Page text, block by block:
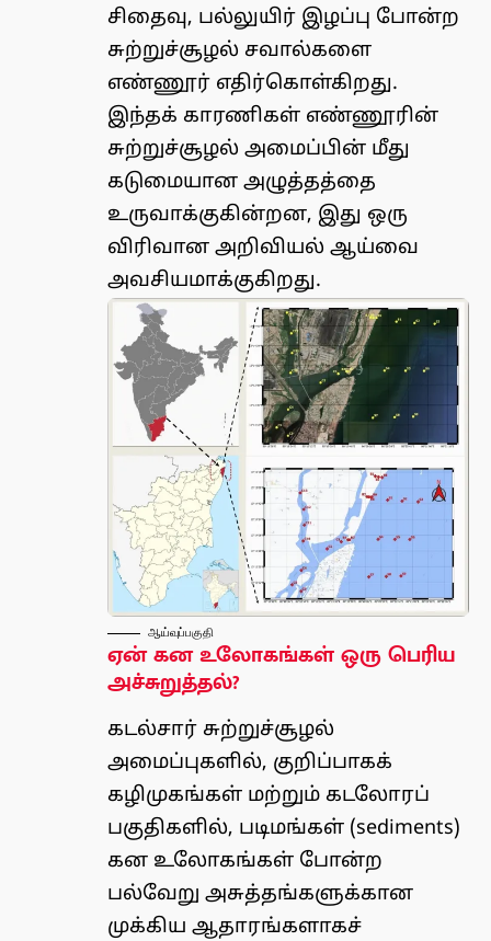
சிதைவு, பல்லுயிர் இழப்பு போன்ற
சுற்றுச்சூழல் சவால்களை
எண்ணூர் எதிர்கொள்கிறது.
இந்தக் காரணிகள் எண்ணூரின்
சுற்றுச்சூழல் அமைப்பின் மீது
கடுமையான அழுத்தத்தை
உருவாக்குகின்றன, இது ஒரு
விரிவான அறிவியல் ஆய்வை
அவசியமாக்குகிறது.
ஆய்வுப்பகுதி
ஏன் கன உலோகங்கள் ஒரு பெரிய
அச்சுறுத்தல்?
கடல்சார் சுற்றுச்சூழல்
அமைப்புகளில், குறிப்பாகக்
கழிமுகங்கள் மற்றும் கடலோரப்
பகுதிகளில், படிமங்கள் (sediments)
கன உலோகங்கள் போன்ற
பல்வேறு அசுத்தங்களுக்கான
முக்கிய ஆதாரங்களாகச்